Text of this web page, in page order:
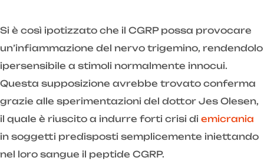
Si è così ipotizzato che il CGRP possa provocare
un’infiammazione del nervo trigemino, rendendolo
ipersensibile a stimoli normalmente innocui.
Questa supposizione avrebbe trovato conferma
grazie alle sperimentazioni del dottor Jes Olesen,
il quale è riuscito a indurre forti crisi di emicrania
in soggetti predisposti semplicemente iniettando
nel loro sangue il peptide CGRP.